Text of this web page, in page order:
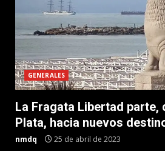
GENERALES
La Fragata Libertad parte,
Plata, hacia nuevos
nmdq 25 de abril de 2023